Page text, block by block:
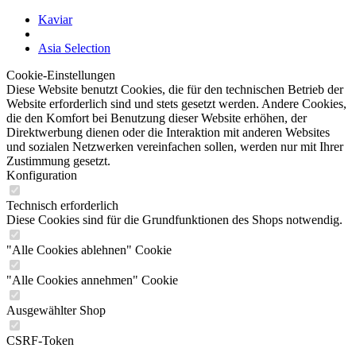
Kaviar
Asia Selection
Cookie-Einstellungen
Diese Website benutzt Cookies, die für den technischen Betrieb der
Website erforderlich sind und stets gesetzt werden. Andere Cookies,
die den Komfort bei Benutzung dieser Website erhöhen, der
Direktwerbung dienen oder die Interaktion mit anderen Websites
und sozialen Netzwerken vereinfachen sollen, werden nur mit Ihrer
Zustimmung gesetzt.
Konfiguration
Technisch erforderlich
Diese Cookies sind für die Grundfunktionen des Shops notwendig.
"Alle Cookies ablehnen" Cookie
"Alle Cookies annehmen" Cookie
Ausgewählter Shop
CSRF-Token